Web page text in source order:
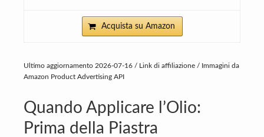
Acquista su Amazon
Ultimo aggiornamento 2026-07-16 / Link di affiliazione / Immagini da
Amazon Product Advertising API
Quando Applicare l’Olio:
Prima della Piastra